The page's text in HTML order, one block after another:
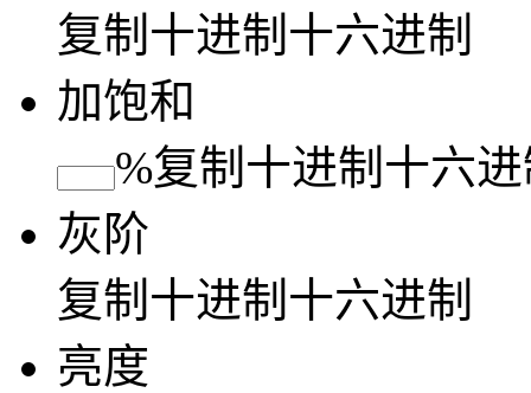
复制 十进制 十六进制
加饱和
%复制 十进制 十六
灰阶
复制 十进制 十六进制
亮度